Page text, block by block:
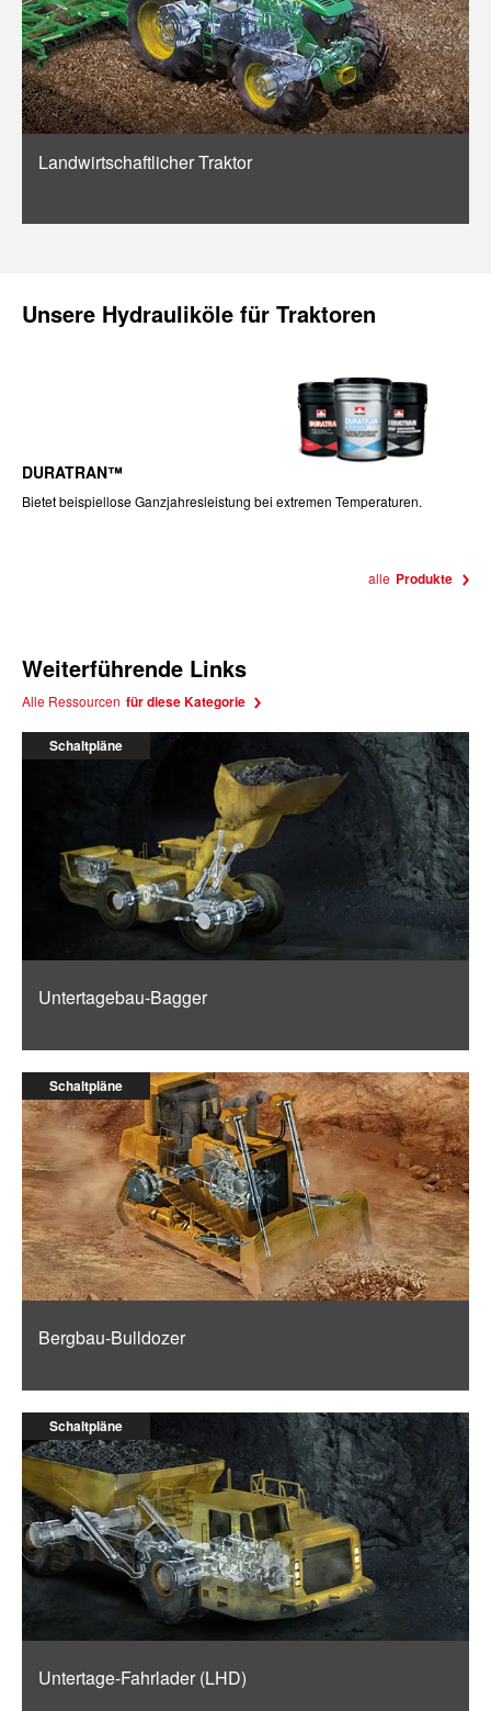
Landwirtschaftlicher Traktor
Unsere Hydrauliköle für Traktoren
DURATRAN™
Bietet beispiellose Ganzjahresleistung bei extremen Temperaturen.
alle Produkte
Weiterführende Links
Alle Ressourcen für diese Kategorie
Schaltpläne
Untertagebau-Bagger
Schaltpläne
Bergbau-Bulldozer
Schaltpläne
Untertage-Fahrlader (LHD)